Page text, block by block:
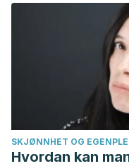
SKJØNNHET OG
Hvordan kan